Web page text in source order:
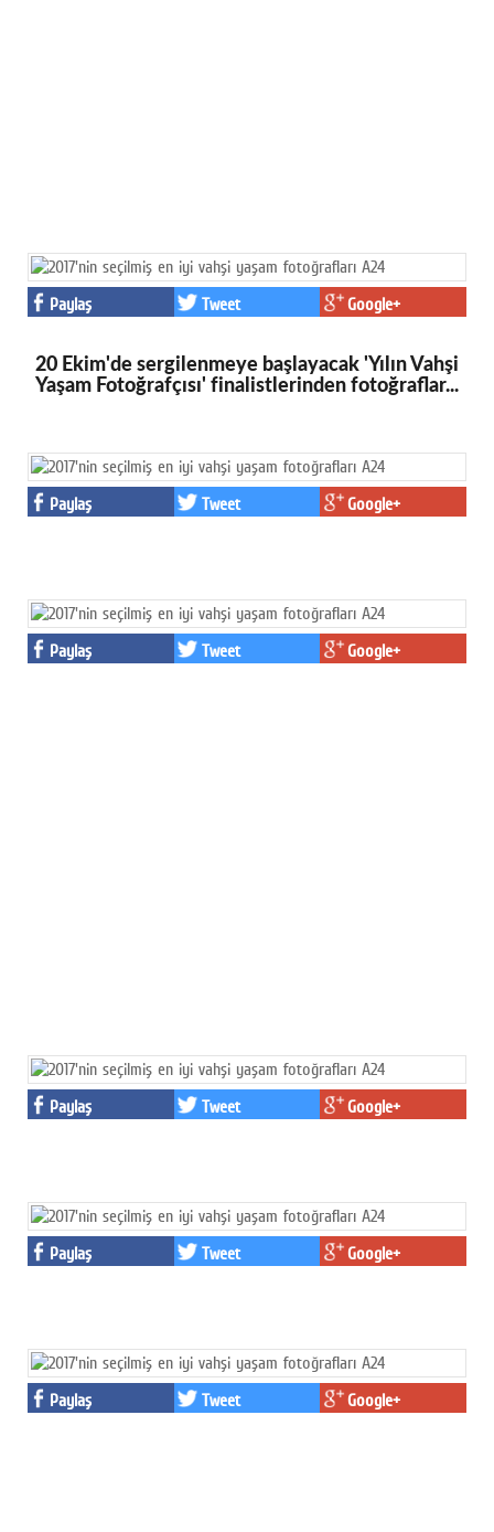
Paylaş Tweet Google+
20 Ekim'de sergilenmeye başlayacak 'Yılın Vahşi
Yaşam Fotoğrafçısı' finalistlerinden fotoğraflar...
Paylaş Tweet Google+
Paylaş Tweet Google+
Paylaş Tweet Google+
Paylaş Tweet Google+
Paylaş Tweet Google+